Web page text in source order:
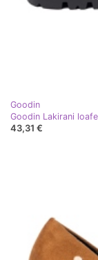
Goodin
Goodin Lakirani
43,31 €